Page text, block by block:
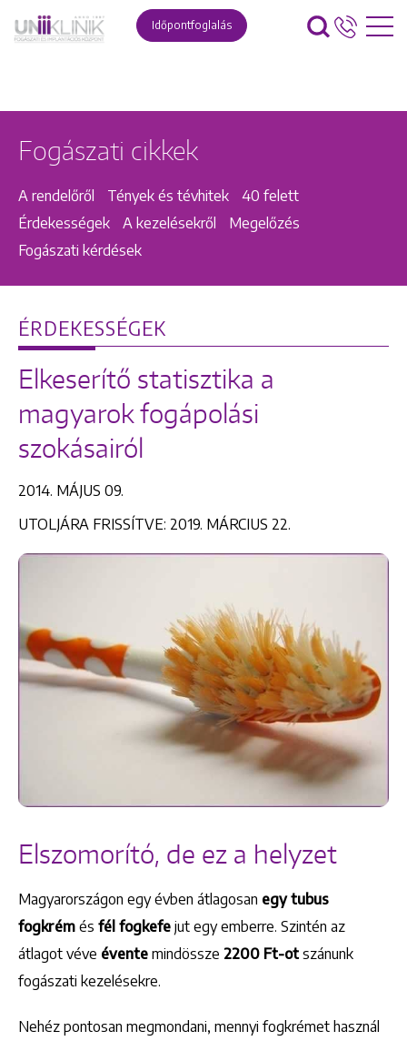
Időpontfoglalás
Fogászati cikkek
A rendelőről Tények és tévhitek
40 felett
Érdekességek
A kezelésekről
Megelőzés
Fogászati kérdések
ÉRDEKESSÉGEK
Elkeserítő statisztika a
magyarok fogápolási
szokásairól
2014. MÁJUS 09.
UTOLJÁRA FRISSÍTVE: 2019. MÁRCIUS 22.
Elszomorító, de ez a helyzet
Magyarországon egy évben átlagosan egy tubus
fogkrém és fél fogkefe jut egy emberre. Szintén az
átlagot véve évente mindössze 2200 Ft-ot szánunk
fogászati kezelésekre.
Nehéz pontosan megmondani, mennyi fogkrémet használ